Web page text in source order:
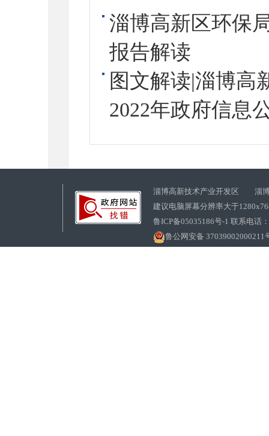
淄博高新区环保
报告解读
图文解读|淄博高
2022年政府信息
淄博高新技术产业开发区 淄博
建议电脑屏幕分辨率大于
鲁ICP备05035186号-1 联系电话
鲁公网安备 37039002000211